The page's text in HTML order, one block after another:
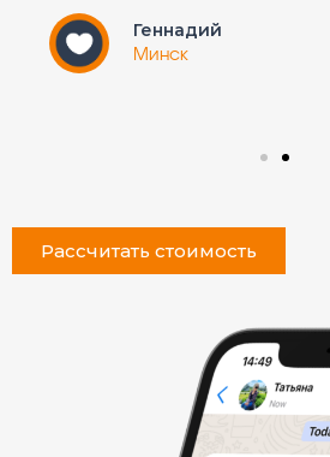
Геннадий
Минск
Рассчитать стоимость